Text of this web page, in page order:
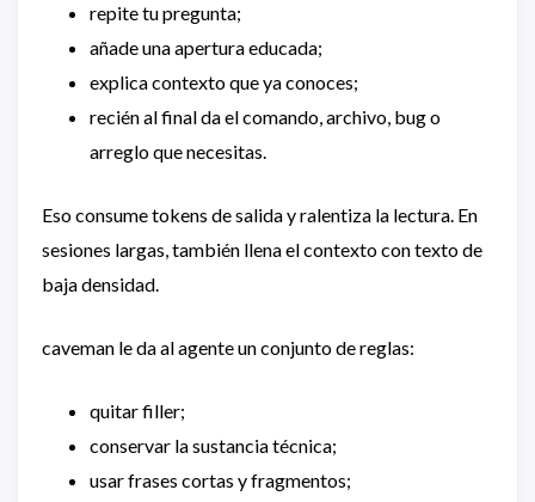
repite tu pregunta;
añade una apertura educada;
explica contexto que ya conoces;
recién al final da el comando, archivo, bug o
arreglo que necesitas.
Eso consume tokens de salida y ralentiza la lectura. En
sesiones largas, también llena el contexto con texto de
baja densidad.
caveman le da al agente un conjunto de reglas:
quitar filler;
conservar la sustancia técnica;
usar frases cortas y fragmentos;